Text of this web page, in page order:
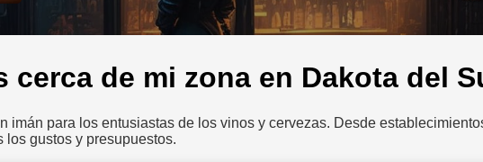
cerca de mi zona en Dakota del
imán para los entusiastas de los vinos y cervezas. Desde
gustos y presupuestos.